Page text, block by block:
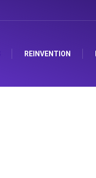
REINVENTION